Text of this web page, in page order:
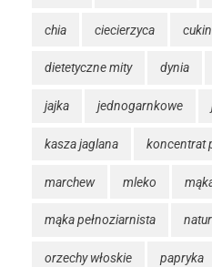
chia ciecierzyca
dietetyczne mity dynia
jajka jednogarnkowe
kasza jaglana koncentrat
marchew mleko
mąka pełnoziarnista
orzechy włoskie papryka